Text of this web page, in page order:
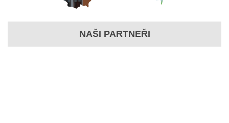
NAŠI PARTNEŘI